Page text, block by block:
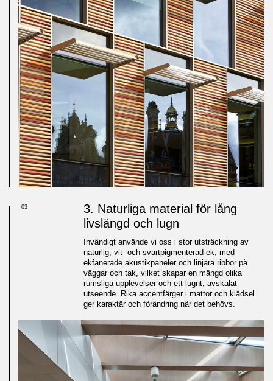
03
3. Naturliga material för lång
livslängd och lugn
Invändigt använde vi oss i stor utsträckning av
naturlig, vit- och svartpigmenterad ek, med
ekfanerade akustikpaneler och linjära ribbor på
väggar och tak, vilket skapar en mängd olika
rumsliga upplevelser och ett lugnt, avskalat
utseende. Rika accentfärger i mattor och klädsel
ger karaktär och förändring när det behövs.